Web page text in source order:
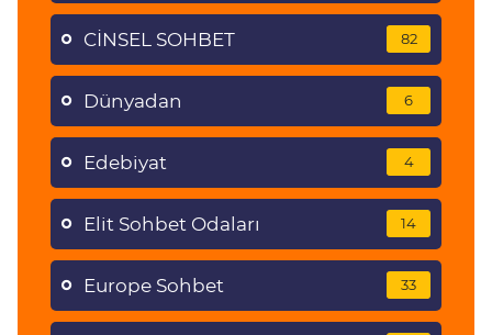
CİNSEL SOHBET 82
Dünyadan 6
Edebiyat 4
Elit Sohbet Odaları 14
Europe Sohbet 33